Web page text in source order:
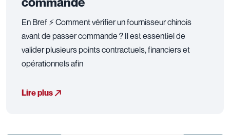
En Bref ⚡ Comment vérifier un fournisseur chinois
avant de passer commande ? Il est essentiel de
valider plusieurs points contractuels, financiers et
opérationnels afin
Lire plus